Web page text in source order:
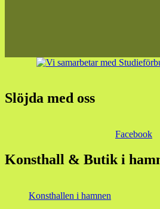
Slöjda med oss
Facebook
Konsthall & Butik i
Konsthallen i hamnen